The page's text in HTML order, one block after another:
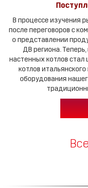
В процессе изучения
после переговоров с
о представлении
ДВ региона.
настенных котлов
котлов
оборудования